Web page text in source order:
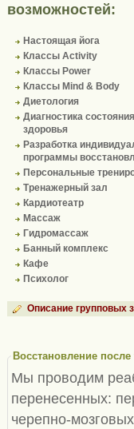
возможностей:
Настоящая йога
Классы Activity
Классы Power
Классы Mind & Body
Диетология
Диагностика состояния
здоровья
Разработка
программы
Персональные
Тренажерный зал
Кардиотеатр
Массаж
Гидромассаж
Банный комплекс
Кафе
Психолог
Описание групповых
Восстановление после
Мы проводим
перенесенных:
черепно-